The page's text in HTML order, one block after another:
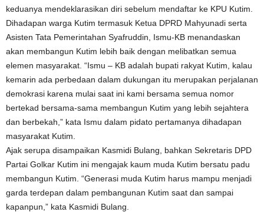
keduanya mendeklarasikan diri sebelum mendaftar ke KPU Kutim.
Dihadapan warga Kutim termasuk Ketua DPRD Mahyunadi serta
Asisten Tata Pemerintahan Syafruddin, Ismu-KB menandaskan
akan membangun Kutim lebih baik dengan melibatkan semua
elemen masyarakat. “Ismu – KB adalah bupati rakyat Kutim, kalau
kemarin ada perbedaan dalam dukungan itu merupakan perjalanan
demokrasi karena mulai saat ini kami bersama semua nomor
bertekad bersama-sama membangun Kutim yang lebih sejahtera
dan berbekah,” kata Ismu dalam pidato pertamanya dihadapan
masyarakat Kutim.
Ajak serupa disampaikan Kasmidi Bulang, bahkan Sekretaris DPD
Partai Golkar Kutim ini mengajak kaum muda Kutim bersatu padu
membangun Kutim. “Generasi muda Kutim harus mampu menjadi
garda terdepan dalam pembangunan Kutim saat dan sampai
kapanpun,” kata Kasmidi Bulang.